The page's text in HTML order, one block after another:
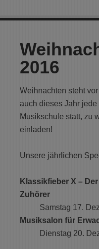
2016
Weihnachten steht
auch dieses Jahr
Musikschule statt, zu
einladen!
Unsere jährlichen
Klassikfieber X –
Zuhörer
Samstag 17.
Musiksalon für
Dienstag 20.